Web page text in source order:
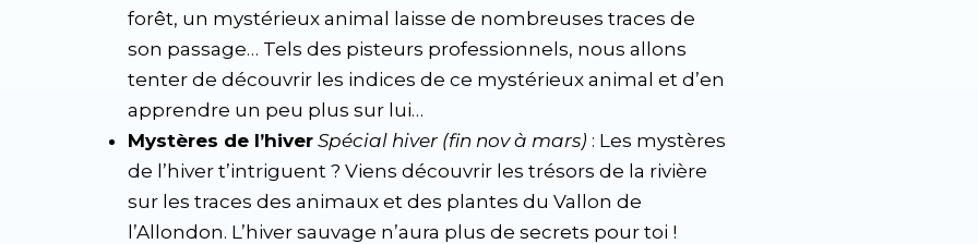
forêt, un mystérieux animal laisse de nombreuses traces de
son passage… Tels des pisteurs professionnels, nous allons
tenter de découvrir les indices de ce mystérieux animal et d’en
apprendre un peu plus sur lui…
Mystères de l’hiver Spécial hiver (fin nov à mars) : Les mystères
de l’hiver t’intriguent ? Viens découvrir les trésors de la rivière
sur les traces des animaux et des plantes du Vallon de
l’Allondon. L’hiver sauvage n’aura plus de secrets pour toi !